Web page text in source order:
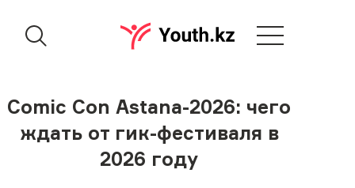
Comic Con Astana-2026: чего
ждать от гик-фестиваля в
2026 году